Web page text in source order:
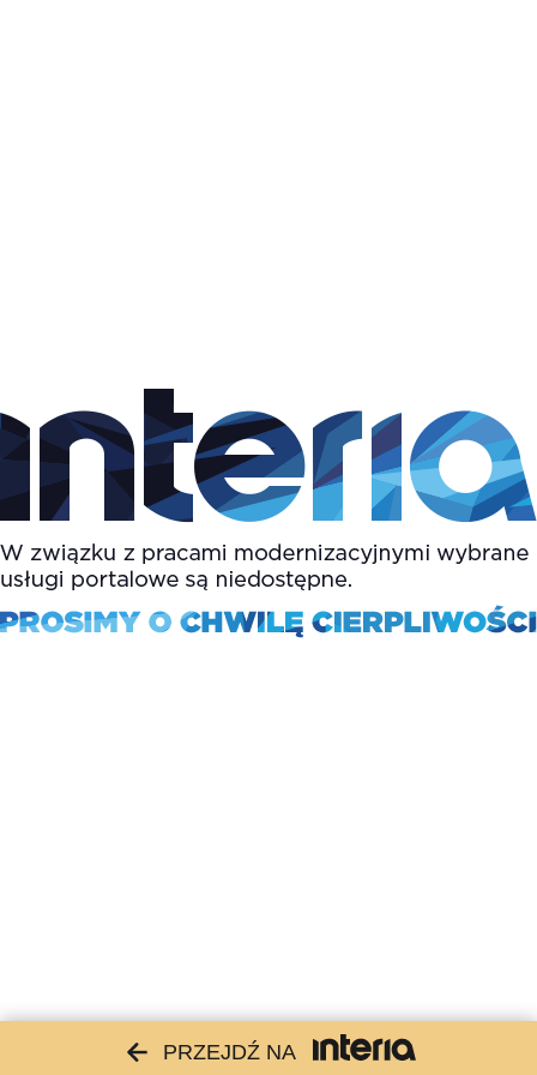
PRZEJDŹ NA